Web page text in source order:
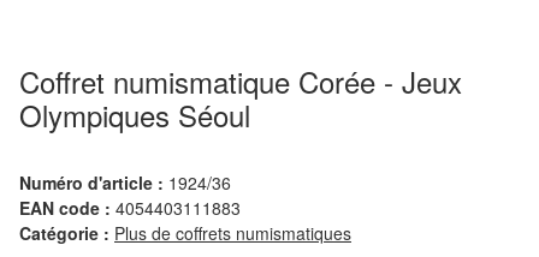
Coffret numismatique Corée - Jeux
Olympiques Séoul
Numéro d'article : 1924/36
EAN code : 4054403111883
Catégorie : Plus de coffrets numismatiques